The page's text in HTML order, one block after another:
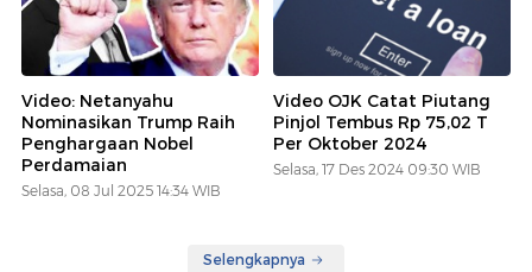
Video: Netanyahu
Nominasikan Trump Raih
Penghargaan Nobel
Perdamaian
Selasa, 08 Jul 2025 14:34 WIB
Video OJK Catat Piutang
Pinjol Tembus Rp 75,02 T
Per Oktober 2024
Selasa, 17 Des 2024 09:30 WIB
Selengkapnya